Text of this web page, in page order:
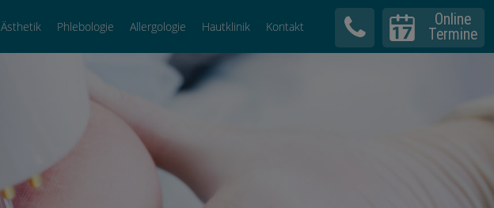
Ästhetik Phlebologie Allergologie Hautklinik Kontakt
Online
Termine